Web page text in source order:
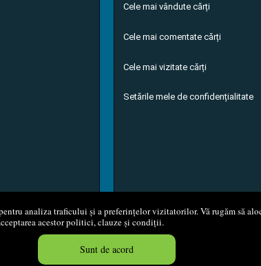
analiza traficului și a preferințelor vizitatorilor. Vă rugăm să
acestor politici, clauze și condiții.
Sunt de acord
Cele mai vândute cărți
Cele mai comentate cărți
Cele mai vizitate cărți
Setările mele de confidențialitate
M.G. Net Distribution S.R.L. Magazin online
Created in 0.0536 sec